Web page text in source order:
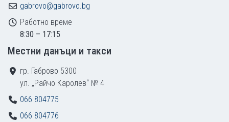
gabrovo@gabrovo.bg
Работно време
8:30 – 17:15
Местни данъци и такси
гр. Габрово 5300
ул. „Райчо Каролев“ № 4
066 804775
066 804776